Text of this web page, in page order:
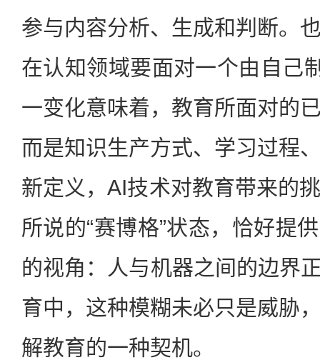
参与内容分析、生成和判断。
在认知领域要面对一个由自己
一变化意味着，教育所面对的
而是知识生产方式、学习过程
新定义，AI技术对教育带来的
所说的“赛博格”状态，恰好提
的视角：人与机器之间的边界
育中，这种模糊未必只是威胁
解教育的一种契机。